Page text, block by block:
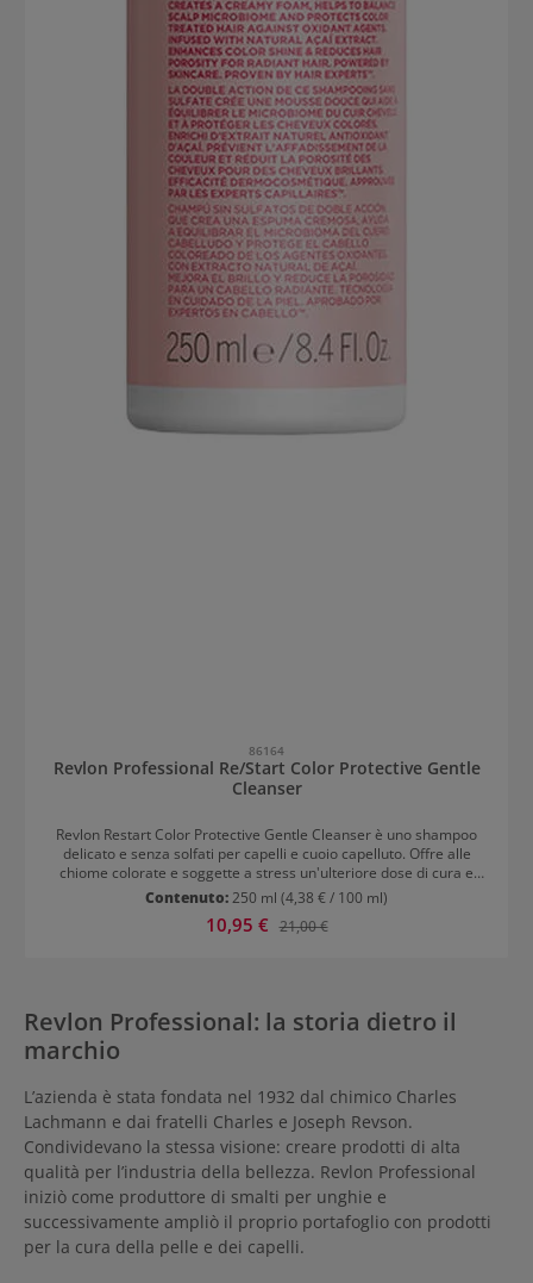
86164
Revlon Professional Re/Start Color Protective Gentle
Cleanser
Revlon Restart Color Protective Gentle Cleanser è uno shampoo
delicato e senza solfati per capelli e cuoio capelluto. Offre alle
chiome colorate e soggette a stress un'ulteriore dose di cura e
protezione. Mantiene l'equilibrio naturale del microbioma del cuoio
capelluto. Il risultato è un capello dall'aspetto sano e lucente, con la
brillantezza del colore preservata.
Contenuto:250 ml (4,38 € / 100 ml)
Prezzo di vendita:
10,95 € Prezzo normale:
21,00 €
Revlon Professional: la storia dietro il
marchio
L’azienda è stata fondata nel 1932 dal chimico Charles
Lachmann e dai fratelli Charles e Joseph Revson.
Condividevano la stessa visione: creare prodotti di alta
qualità per l’industria della bellezza. Revlon Professional
iniziò come produttore di smalti per unghie e
successivamente ampliò il proprio portafoglio con prodotti
per la cura della pelle e dei capelli.